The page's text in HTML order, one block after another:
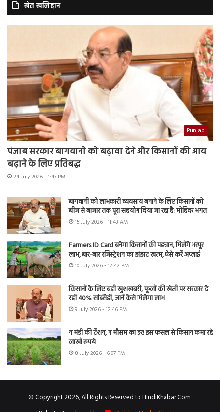
खेत खलिहान
Punjab
पंजाब सरकार बागवानी को बढ़ावा देने और किसानों की आय
बढ़ाने के लिए प्रतिबद्ध
24 July 2026 - 1:45 PM
बागवानी को लाभकारी व्यवसाय बनाने के लिए किसानों को
बीज से बाजार तक पूरा सहयोग दिया जा रहा है: मोहिंदर भगत
15 July 2026 - 11:43 AM
Farmers ID Card बनेगा किसानों की पहचान, मिलेंगे भरपूर
लाभ, बार-बार रजिस्ट्रेशन का झंझट खत्म, ऐसे करें अप्लाई
10 July 2026 - 12:42 PM
किसानों के लिए बड़ी खुशखबरी, फूलों की खेती पर सरकार दे
रही 40% सब्सिडी, जानें कैसे मिलेगा लाभ
9 July 2026 - 12:46 PM
न मंडी की टेंशन, न मौसम का डर! इस फसल से किसान कमा रहे
लाखों रुपये
8 July 2026 - 6:07 PM
© Copyright 2026, All Rights Reserved to HindiKhabar.Com